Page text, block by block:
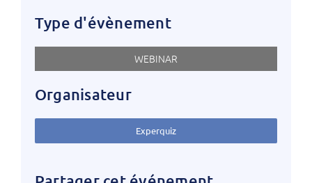
Type d'évènement
WEBINAR
Organisateur
Experquiz